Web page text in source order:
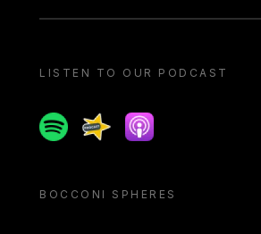
LISTEN TO OUR PODCAST
SpotifySpreakerApple podcast
BOCCONI SPHERES